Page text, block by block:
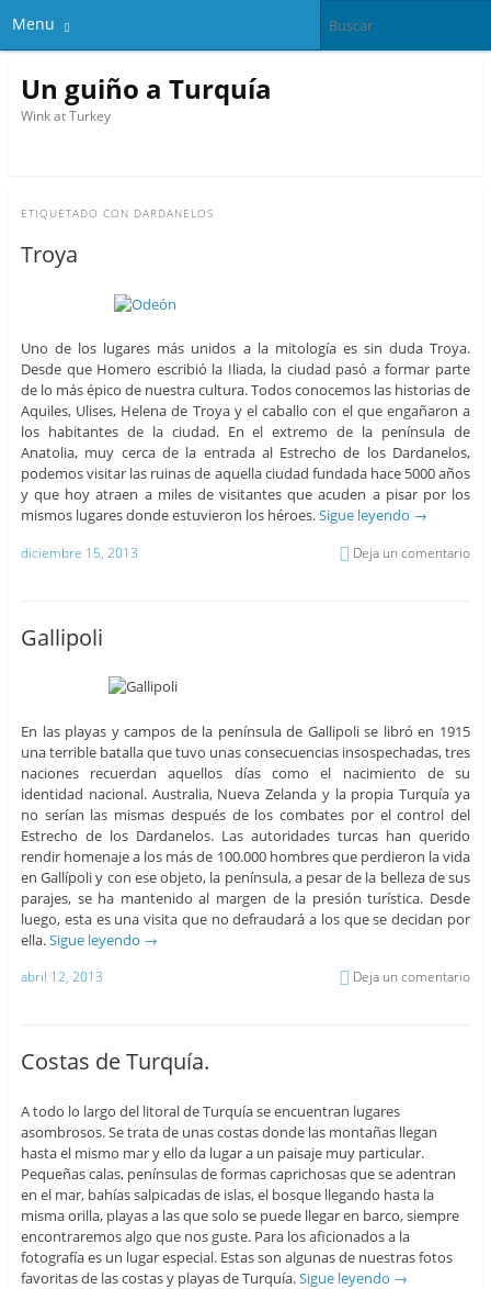
Menu
Un guiño a Turquía
Wink at Turkey
ETIQUETADO CON DARDANELOS
Troya
Uno de los lugares más unidos a la mitología es sin duda Troya.
Desde que Homero escribió la Iliada, la ciudad pasó a formar parte
de lo más épico de nuestra cultura. Todos conocemos las historias de
Aquiles, Ulises, Helena de Troya y el caballo con el que engañaron a
los habitantes de la ciudad. En el extremo de la península de
Anatolia, muy cerca de la entrada al Estrecho de los Dardanelos,
podemos visitar las ruinas de aquella ciudad fundada hace 5000 años
y que hoy atraen a miles de visitantes que acuden a pisar por los
mismos lugares donde estuvieron los héroes.Sigue leyendo →
diciembre 15, 2013 Deja un comentario
Gallipoli
En las playas y campos de la península de Gallipoli se libró en 1915
una terrible batalla que tuvo unas consecuencias insospechadas, tres
naciones recuerdan aquellos días como el nacimiento de su
identidad nacional. Australia, Nueva Zelanda y la propia Turquía ya
no serían las mismas después de los combates por el control del
Estrecho de los Dardanelos. Las autoridades turcas han querido
rendir homenaje a los más de 100.000 hombres que perdieron la vida
en Gallípoli y con ese objeto, la península, a pesar de la belleza de sus
parajes, se ha mantenido al margen de la presión turística. Desde
luego, esta es una visita que no defraudará a los que se decidan por
ella.Sigue leyendo →
abril 12, 2013 Deja un comentario
Costas de Turquía.
A todo lo largo del litoral de Turquía se encuentran lugares
asombrosos. Se trata de unas costas donde las montañas llegan
hasta el mismo mar y ello da lugar a un paisaje muy particular.
Pequeñas calas, penínsulas de formas caprichosas que se adentran
en el mar, bahías salpicadas de islas, el bosque llegando hasta la
misma orilla, playas a las que solo se puede llegar en barco, siempre
encontraremos algo que nos guste. Para los aficionados a la
fotografía es un lugar especial. Estas son algunas de nuestras fotos
favoritas de las costas y playas de Turquía.Sigue leyendo →